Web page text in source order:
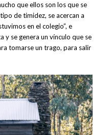
que ellos son los que se
de timidez, se acercan a
en el colegio”, e
y se genera un vínculo que se
tomarse un trago, para salir